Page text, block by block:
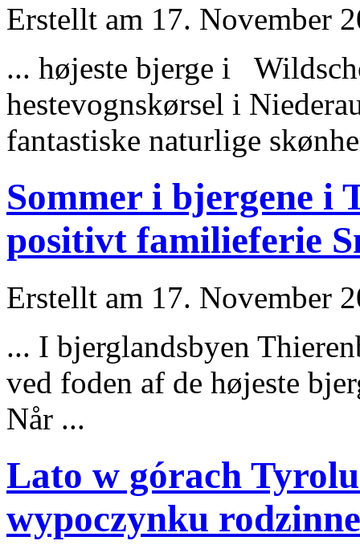
Erstellt am 17. November
... højeste bjerge i
hestevognskørsel i
fantastiske naturlige
Sommer i bjergene i
positivt familieferie
Erstellt am 17. November
... I bjerglandsbyen
ved foden af ​​de højeste
Når ...
Lato w górach
wypoczynku